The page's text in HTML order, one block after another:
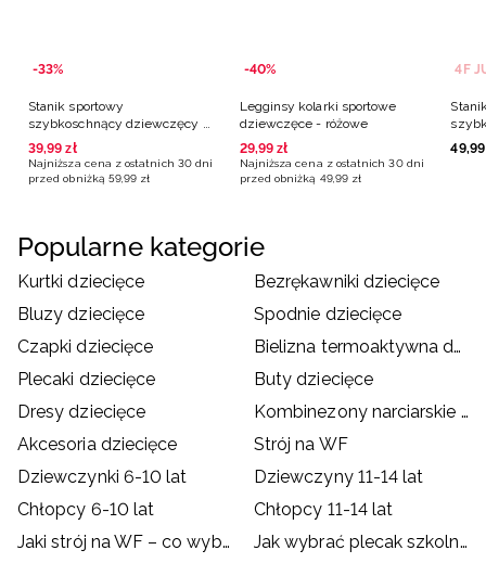
-33%
Stanik sportowy
szybkoschnący dziewczęcy -
różowy
39,99 zł
Najniższa cena z ostatnich 30 dni
przed obniżką 59,99 zł
-40%
Legginsy kolarki sportowe
dziewczęce - różowe
29,99 zł
Najniższa cena z ostatnich 30 dni
przed obniżką 49,99 zł
4F
49,99
Popularne kategorie
Kurtki dziecięce
Bezrękawniki dziecięce
Bluzy dziecięce
Spodnie dziecięce
Czapki dziecięce
Bielizna termoaktywna dziecięca
Plecaki dziecięce
Buty dziecięce
Dresy dziecięce
Kombinezony narciarskie dziecięce
Akcesoria dziecięce
Strój na WF
Dziewczynki 6-10 lat
Dziewczyny 11-14 lat
Chłopcy 6-10 lat
Chłopcy 11-14 lat
Jaki strój na WF – co wybrać dla dziecka?
Jak wybrać plecak szkolny?